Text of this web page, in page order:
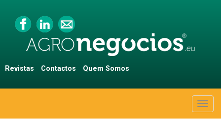
Revistas Contactos Quem Somos